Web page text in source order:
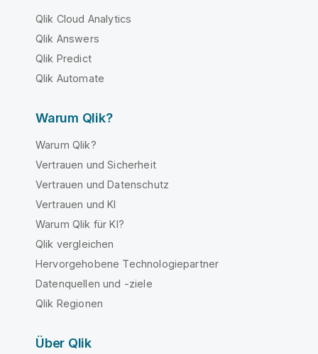
Qlik Cloud Analytics
Qlik Answers
Qlik Predict
Qlik Automate
Warum Qlik?
Warum Qlik?
Vertrauen und Sicherheit
Vertrauen und Datenschutz
Vertrauen und KI
Warum Qlik für KI?
Qlik vergleichen
Hervorgehobene Technologiepartner
Datenquellen und -ziele
Qlik Regionen
Über Qlik